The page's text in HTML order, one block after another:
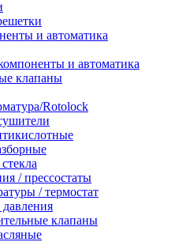
и автоматика
и автоматика
клапаны
Rotolock
/ прессостаты
/ термостат
клапаны